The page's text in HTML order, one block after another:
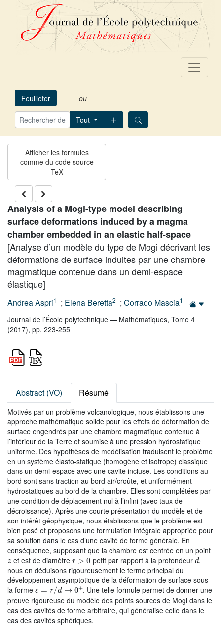
Feuilleter ou
Tout
Analysis of a Mogi-type model describing
surface deformations induced by a magma
chamber embedded in an elastic half-space
[Analyse d’un modèle du type de Mogi décrivant les
déformations de surface induites par une chambre
magmatique contenue dans un demi-espace
élastique]
Andrea Aspri1 ; Elena Beretta2 ; Corrado Mascia1
Journal de l’École polytechnique — Mathématiques, Tome 4
(2017), pp. 223-255
Abstract (VO) Résumé
Motivés par un problème volcanologique, nous établissons une
approche mathématique solide pour les effets de déformation de
surface engendrés par une chambre magmatique contenue à
l’intérieur de la Terre et soumise à une pression hydrostatique
uniforme. Des hypothèses de modélisation traduisent le problème
en un système élasto-statique (homogène et isotrope) classique
dans un demi-espace avec une cavité incluse. Les conditions au
bord sont sans traction au bord air/croûte, et uniformément
hydrostatiques au bord de la chambre. Elles sont complétées par
une condition de déplacement nul à l’infini (avec taux de
décroissance). Après une courte présentation du modèle et de
son intérêt géophysique, nous établissons que le problème est
bien posé et proposons une formulation intégrale appropriée pour
sa solution dans le cas d’une cavité de forme générale. En
conséquence, supposant que la chambre est centrée en un point
zet est de diamètrer>0 petit par rapport à la profondeur d,
nous en déduisons rigoureusement le terme principal du
développement asymptotique de la déformation de surface sous
la forme ε=r/d→0+
. Une telle formule permet de donner une
preuve rigoureuse du modèle des points sources de Mogi dans le
cas des cavités de forme arbitraire, qui généralise celle dans le
cas des cavités sphériques.